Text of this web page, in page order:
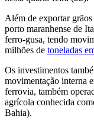
Além de exportar
porto maranhense de
ferro-gusa, tendo
milhões de toneladas
Os ​investimentos
movimentação interna
ferrovia, também
agrícola conhecida
Bahia).